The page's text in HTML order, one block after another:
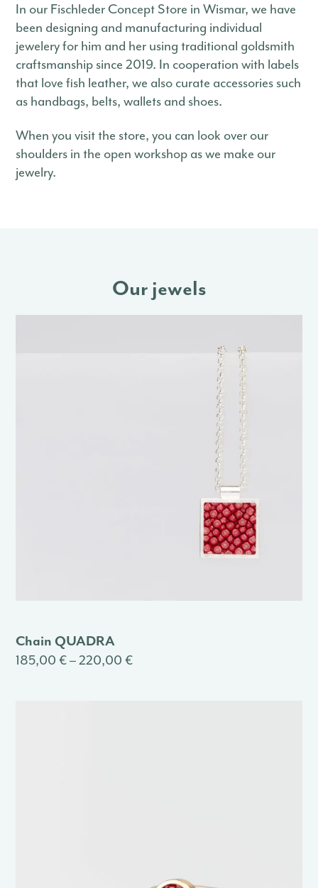
In our Fischleder Concept Store in Wismar, we have
been designing and manufacturing individual
jewelery for him and her using traditional goldsmith
craftsmanship since 2019. In cooperation with labels
that love fish leather, we also curate accessories such
as handbags, belts, wallets and shoes.
When you visit the store, you can look over our
shoulders in the open workshop as we make our
jewelry.
Our jewels
Chain QUADRA
185,00 € – 220,00 €